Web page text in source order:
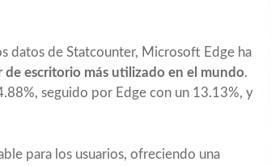
datos de Statcounter, Microsoft Edge ha
de escritorio más utilizado en el mundo.
seguido por Edge con un 13.13%, y
para los usuarios, ofreciendo una